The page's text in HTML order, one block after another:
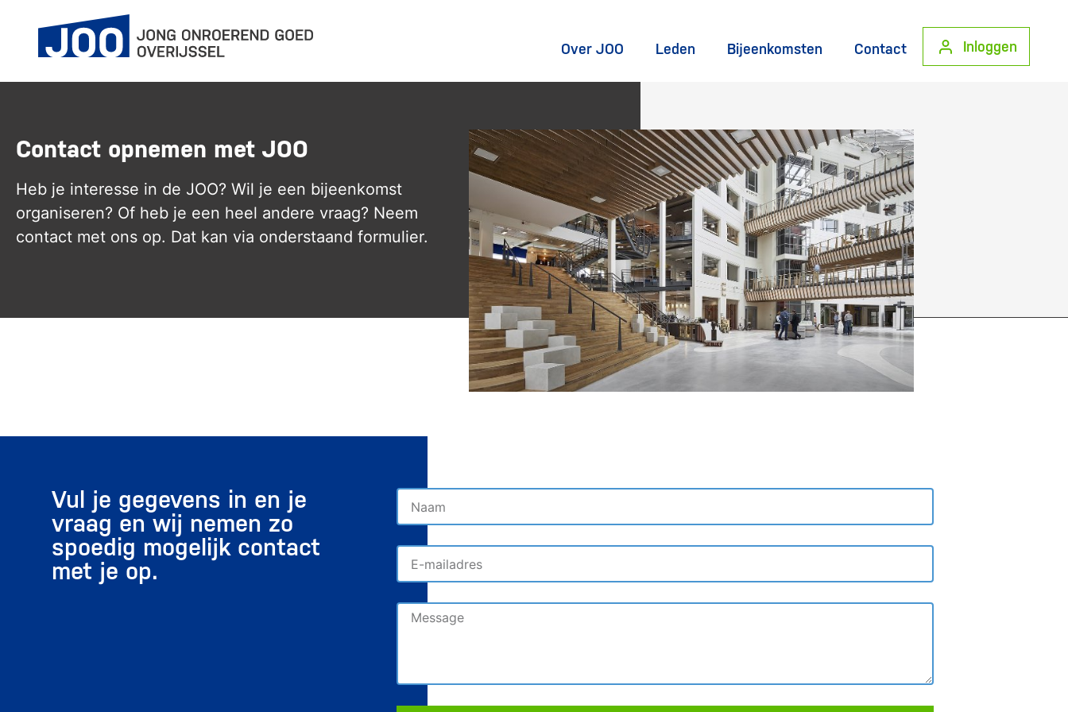
Main Navigation Over JOO Leden Bijeenkomsten Contact Inloggen
Contact opnemen met JOO
Heb je interesse in de JOO? Wil je een bijeenkomst
organiseren? Of heb je een heel andere vraag? Neem
contact met ons op. Dat kan via onderstaand formulier.
Vul je gegevens in en je
vraag en wij nemen zo
spoedig mogelijk contact
met je op.